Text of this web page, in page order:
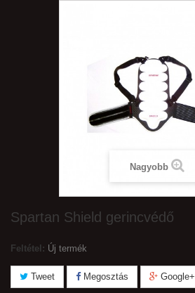
Nagyobb
Spartan Shield gerincvédő
Feltétel: Új termék
Tweet Megosztás Google+